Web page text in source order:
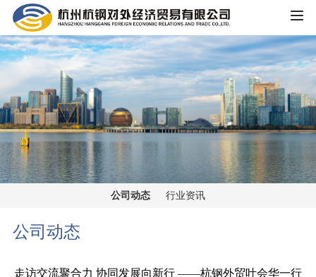
HOME
公司概况
公司简介
大事记
荣誉资质
企业文化
主营业务
锰矿板块
党群工作
新闻中心
公司动态 行业资讯
公司动态
走访交流聚合力 协同发展向新行 ——杭钢外贸叶会华一行